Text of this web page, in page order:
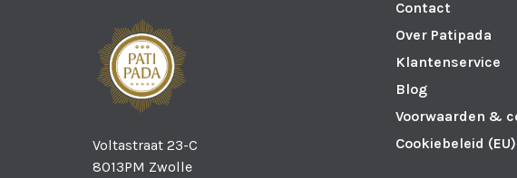
Voltastraat 23-C
8013PM Zwolle
Contact
Over Patipada
Klantenservice
Blog
Voorwaarden &
Cookiebeleid (EU)